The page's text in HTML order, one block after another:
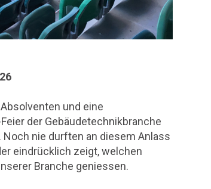
und eine
der Gebäudetechnikbranche
nie durften an diesem Anlass
eindrücklich zeigt, welchen
Branche geniessen.